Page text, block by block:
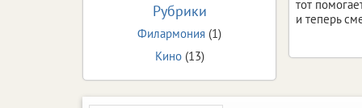
тот
и теперь
Рубрики
Филармония (1)
Кино(13)